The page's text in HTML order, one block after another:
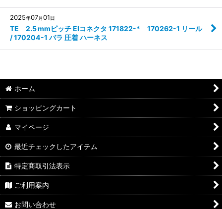
2025年07月01日
TE 2.5 mmピッチ EIコネクタ 171822-* 170262-1 リール
/ 170204-1 バラ 圧着 ハーネス
ホーム
ショッピングカート
マイページ
最近チェックしたアイテム
特定商取引法表示
ご利用案内
お問い合わせ